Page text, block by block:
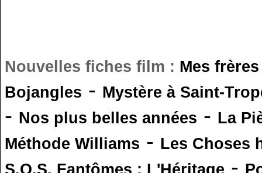
Nouvelles fiches film : Mes
Bojangles - Mystère à Saint-
- Nos plus belles années - La
Méthode Williams - Les Choses
S.O.S. Fantômes : L'Héritage -